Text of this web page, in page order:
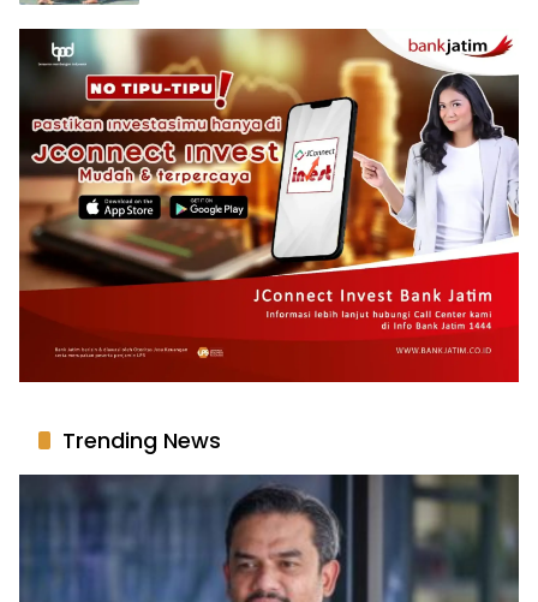
Trending News